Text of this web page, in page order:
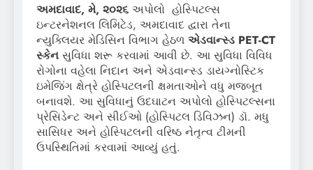
અમદાવાદ, મે, ૨૦૨૬ અપોલો હોસ્પિટલ્સ
ઇન્ટરનેશનલ લિમિટેડ, અમદાવાદ દ્વારા તેના
ન્યુક્લિયર મેડિસિન વિભાગ હેઠળ એડવાન્સ્ડ PET-CT
સ્કેન સુવિધા શરૂ કરવામાં આવી છે. આ સુવિધા વિવિધ
રોગોના વહેલા નિદાન અને એડવાન્સ્ડ ડાયગ્નોસ્ટિક
ઇમેજિંગ ક્ષેત્રે હોસ્પિટલની ક્ષમતાઓને વધુ મજબૂત
બનાવશે. આ સુવિધાનું ઉદઘાટન અપોલો હોસ્પિટલ્સના
પ્રેસિડેન્ટ અને સીઈઓ (હોસ્પિટલ ડિવિઝન) ડૉ. મધુ
સાસિધર અને હોસ્પિટલની વરિષ્ઠ નેતૃત્વ ટીમની
ઉપસ્થિતિમાં કરવામાં આવ્યું હતું.